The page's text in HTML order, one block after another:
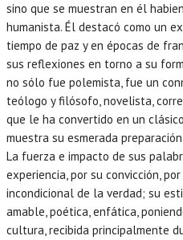
sino que se muestran en él
humanista. Él destacó como un
tiempo de paz y en épocas de
sus reflexiones en torno a su
no sólo fue polemista, fue un
teólogo y filósofo, novelista,
que le ha convertido en un
muestra su esmerada
La fuerza e impacto de sus
experiencia, por su convicción,
incondicional de la verdad; su
amable, poética, enfática,
cultura, recibida principalmente